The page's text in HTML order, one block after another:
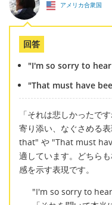
アメリカ合衆国
回答
"I'm so sorry to
"That must have
「それは悲しかったで
寄り添い、なぐさめる
that" や "That must
適しています。どちら
感を示す表現です。
"I'm so sorry to